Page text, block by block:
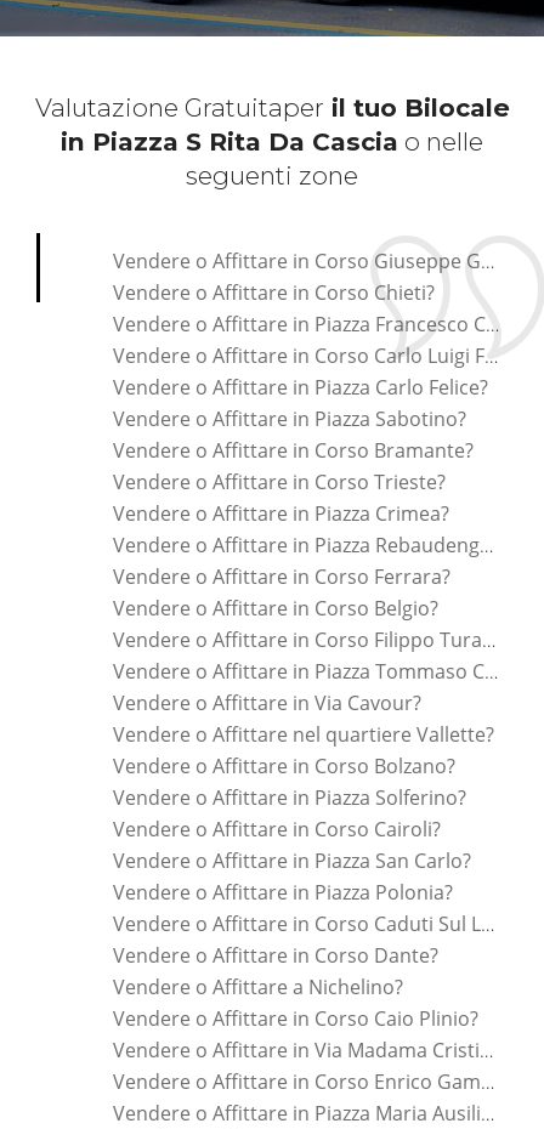
Valutazione Gratuitaper il tuo Bilocale
in Piazza S Rita Da Cascia o nelle
seguenti zone
Vendere o Affittare in Corso Giuseppe Gabetti?
Vendere o Affittare in Corso Chieti?
Vendere o Affittare in Piazza Francesco Carrara?
Vendere o Affittare in Corso Carlo Luigi Farini?
Vendere o Affittare in Piazza Carlo Felice?
Vendere o Affittare in Piazza Sabotino?
Vendere o Affittare in Corso Bramante?
Vendere o Affittare in Corso Trieste?
Vendere o Affittare in Piazza Crimea?
Vendere o Affittare in Piazza Rebaudengo?
Vendere o Affittare in Corso Ferrara?
Vendere o Affittare in Corso Belgio?
Vendere o Affittare in Corso Filippo Turati?
Vendere o Affittare in Piazza Tommaso Campanella?
Vendere o Affittare in Via Cavour?
Vendere o Affittare nel quartiere Vallette?
Vendere o Affittare in Corso Bolzano?
Vendere o Affittare in Piazza Solferino?
Vendere o Affittare in Corso Cairoli?
Vendere o Affittare in Piazza San Carlo?
Vendere o Affittare in Piazza Polonia?
Vendere o Affittare in Corso Caduti Sul Lavoro?
Vendere o Affittare in Corso Dante?
Vendere o Affittare a Nichelino?
Vendere o Affittare in Corso Caio Plinio?
Vendere o Affittare in Via Madama Cristina?
Vendere o Affittare in Corso Enrico Gamba?
Vendere o Affittare in Piazza Maria Ausiliatrice?